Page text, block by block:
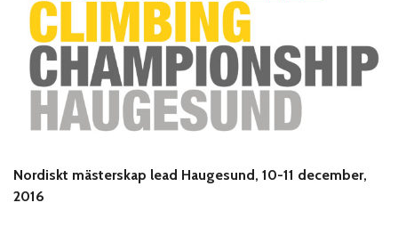
Nordiskt mästerskap lead Haugesund, 10-11 december,
2016